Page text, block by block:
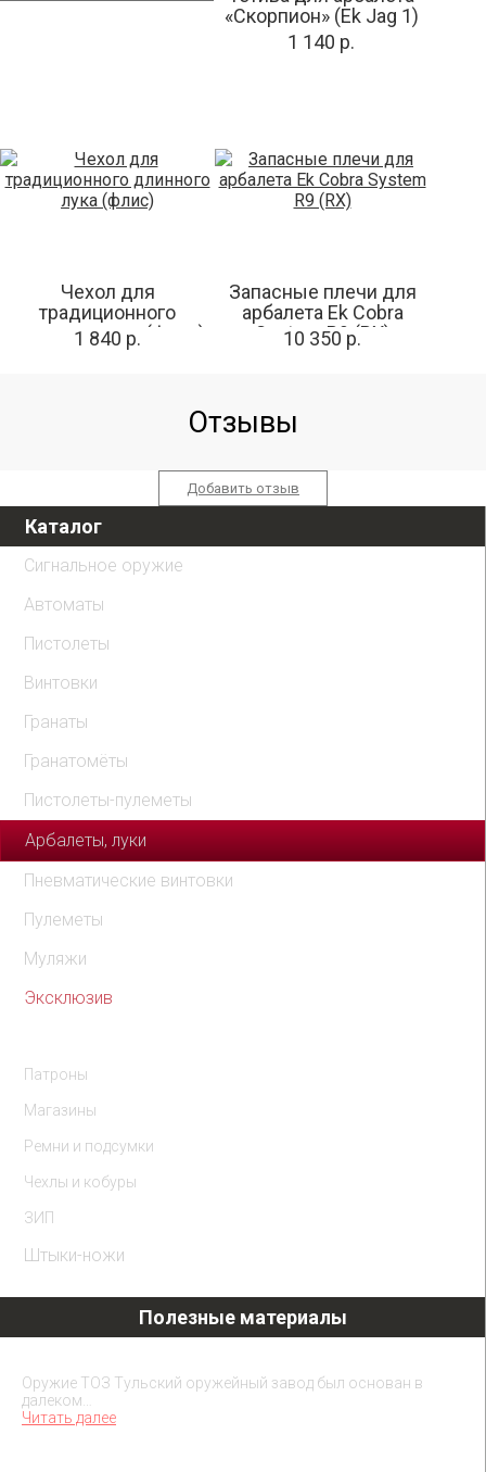
«Скорпион» (Ek Jag 1)
1 140 р.
Чехол для
традиционного
длинного лука (флис)
1 840 р.
Запасные плечи для
арбалета Ek Cobra
System R9 (RX)
10 350 р.
Отзывы
Добавить отзыв
Каталог
Сигнальное оружие
Автоматы
Пистолеты
Винтовки
Гранаты
Гранатомёты
Пистолеты-пулеметы
Арбалеты, луки
Пневматические винтовки
Пулеметы
Муляжи
Эксклюзив
Патроны
Магазины
Ремни и подсумки
Чехлы и кобуры
ЗИП
Штыки-ножи
Полезные материалы
Оружие ТОЗ Тульский оружейный завод был основан в
далеком…
Читать далее